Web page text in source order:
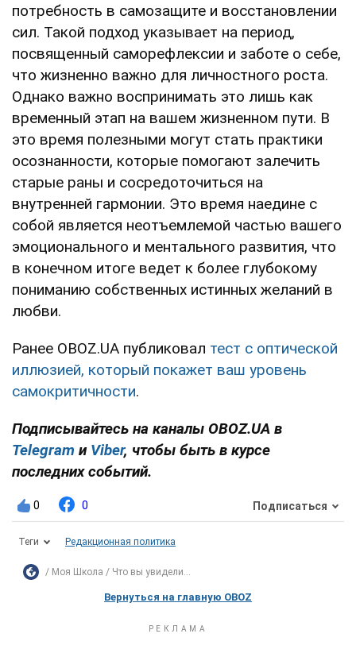
потребность в самозащите и восстановлении
сил. Такой подход указывает на период,
посвященный саморефлексии и заботе о себе,
что жизненно важно для личностного роста.
Однако важно воспринимать это лишь как
временный этап на вашем жизненном пути. В
это время полезными могут стать практики
осознанности, которые помогают залечить
старые раны и сосредоточиться на
внутренней гармонии. Это время наедине с
собой является неотъемлемой частью вашего
эмоционального и ментального развития, что
в конечном итоге ведет к более глубокому
пониманию собственных истинных желаний в
любви.
Ранее OBOZ.UA публиковал тест с оптической
иллюзией, который покажет ваш уровень
самокритичности.
Подписывайтесь на каналы OBOZ.UA в
Telegram и Viber, чтобы быть в курсе
последних событий.
0 0 Подписаться
Теги Редакционная политика
Моя Школа Что вы увидели...
Вернуться на главную OBOZ